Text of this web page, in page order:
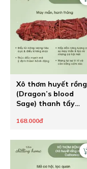
Xô thơm huyết rồng
(Dragon’s blood
Sage) thanh tẩy
mắn
168.000đ